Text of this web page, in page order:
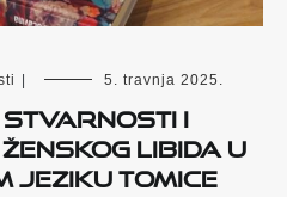
5. travnja 2025.
stvarnosti i
libida u
jeziku Tomice